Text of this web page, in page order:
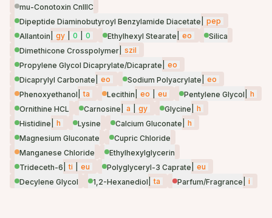
mu-Conotoxin CnIIIC
Dipeptide Diaminobutyroyl Benzylamide Diacetate
pep
Allantoin
gy 0 0 Ethylhexyl Stearate eo
Silica
Dimethicone Crosspolymer szil
Propylene Glycol Dicaprylate/Dicaprate
eo
Dicaprylyl Carbonate
eo Sodium Polyacrylate
eo
Phenoxyethanol
ta Lecithin eo eu Pentylene Glycol
h
Ornithine HCL
Carnosine a gy Glycine
h
Histidine
h Lysine Calcium Gluconate
h
Magnesium Gluconate
Cupric Chloride
Manganese Chloride
Ethylhexylglycerin
Trideceth-6
ti eu Polyglyceryl-3 Caprate
eu
Decylene Glycol
1,2-Hexanediol ta Parfum/Fragrance i